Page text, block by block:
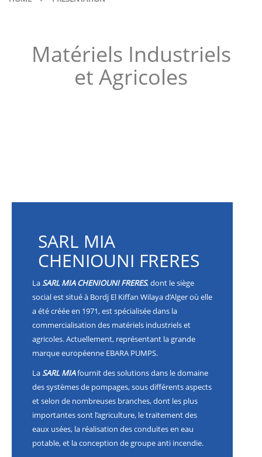
Matériels Industriels
et Agricoles
SARL MIA
CHENIOUNI FRERES
LaSARL MIA CHENIOUNI FRERES, dont le siège
social est situé à Bordj El Kiffan Wilaya d’Alger où elle
a été créée en 1971, est spécialisée dans la
commercialisation des matériels industriels et
agricoles. Actuellement, représentant la grande
marque européenne EBARA PUMPS.
LaSARL MIAfournit des solutions dans le domaine
des systèmes de pompages, sous différents aspects
et selon de nombreuses branches, dont les plus
importantes sont l’agriculture, le traitement des
eaux usées, la réalisation des conduites en eau
potable, et la conception de groupe anti incendie.